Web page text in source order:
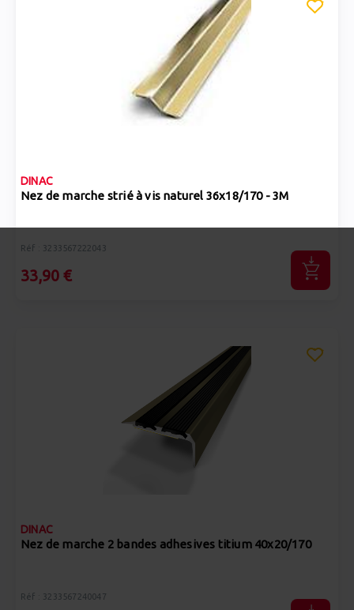
DINAC
Nez de marche strié à vis naturel 36x18/170 - 3M
Réf : 3233567222043
33,90 €
DINAC
Nez de marche 2 bandes adhesives titium 40x20/170
Réf : 3233567240047